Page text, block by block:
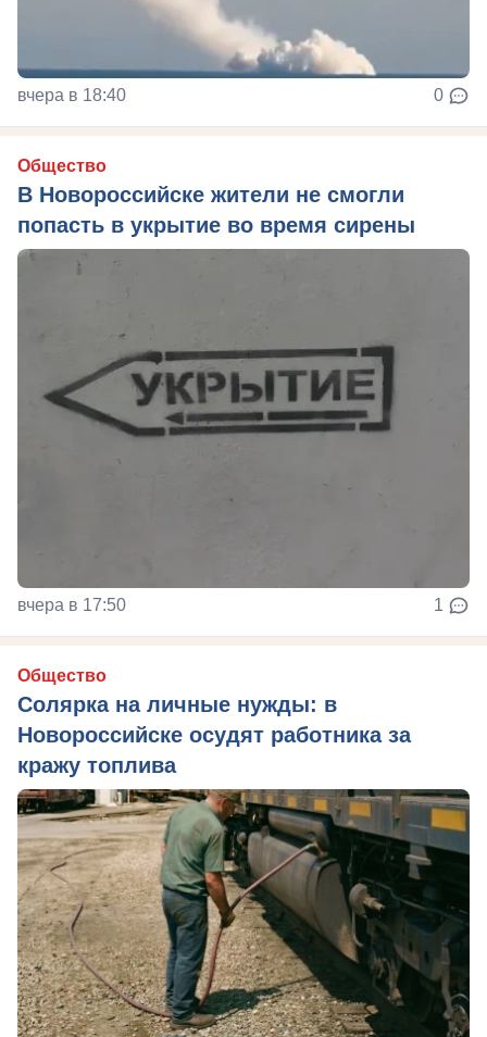
вчера в 18:40 0
Общество
В Новороссийске жители не смогли
попасть в укрытие во время сирены
вчера в 17:50 1
Общество
Солярка на личные нужды: в
Новороссийске осудят работника за
кражу топлива